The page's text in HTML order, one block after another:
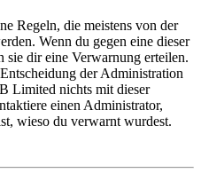
Regeln, die meistens von der
Wenn du gegen eine dieser
sie dir eine Verwarnung erteilen.
der Administration
Limited nichts mit dieser
einen Administrator,
wieso du verwarnt wurdest.